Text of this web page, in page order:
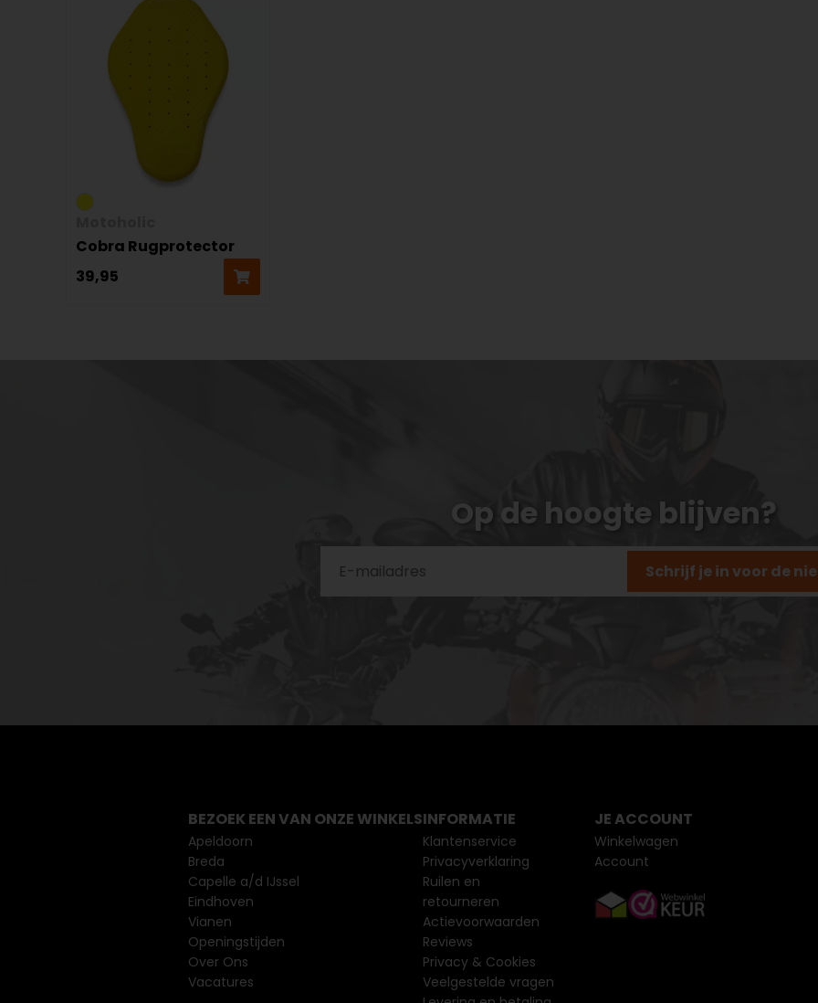
Cobra Rugprotector
39,95
Op de hoogte blijven?
Schrijf je in voor de
BEZOEK EEN VAN ONZE WINKELS
Apeldoorn
Breda
Capelle a/d IJssel
Eindhoven
Vianen
Openingstijden
Over Ons
Vacatures
INFORMATIE
Klantenservice
Privacyverklaring
Ruilen en
retourneren
Actievoorwaarden
Reviews
Privacy & Cookies
Veelgestelde vragen
JE ACCOUNT
Winkelwagen
Account